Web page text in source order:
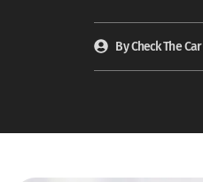
ByCheck The Car